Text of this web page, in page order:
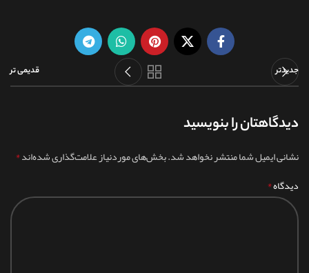
جدیدتر قدیمی تر
دیدگاهتان را بنویسید
نشانی ایمیل شما منتشر نخواهد شد.بخش‌های موردنیاز علامت‌گذاری شده‌اند*
دیدگاه*